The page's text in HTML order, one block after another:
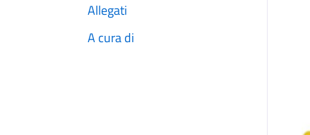
Allegati
A cura di